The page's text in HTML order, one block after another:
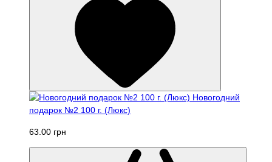
Новогодний
подарок №2 100 г. (Люкс)
63.00 грн